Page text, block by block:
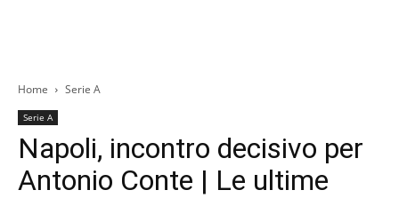
Home Serie A
Serie A
Napoli, incontro decisivo per
Antonio Conte | Le ultime